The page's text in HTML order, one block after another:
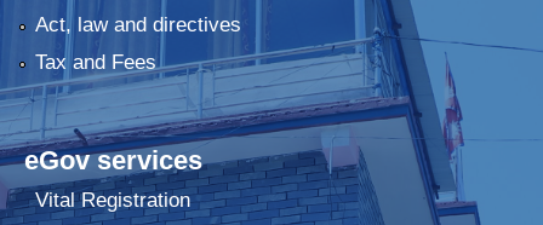
Act, law and directives
Tax and Fees
eGov services
Vital Registration